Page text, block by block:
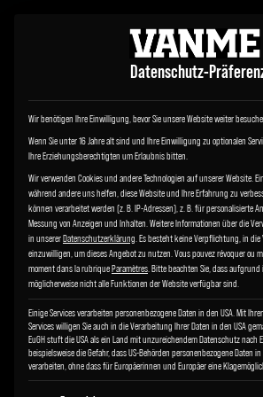
Datenschutz-
Wir benötigen Ihre Einwilligung, bevor Sie unsere Website weiter
Wenn Sie unter 16 Jahre alt sind und Ihre Einwilligung zu optionalen
Ihre Erziehungsberechtigten um Erlaubnis bitten.
Wir verwenden Cookies und andere Technologien auf unserer Website.
während andere uns helfen, diese Website und Ihre Erfahrung zu
können verarbeitet werden (z. B. IP-Adressen), z. B. für personalisierte
Messung von Anzeigen und Inhalten.Weitere Informationen über die
in unsererDatenschutzerklärung.Es besteht keine Verpflichtung, in die
einzuwilligen, um dieses Angebot zu nutzen.Vous pouvez révoquer ou
moment dans la rubriqueParamètres.Bitte beachten Sie, dass
möglicherweise nicht alle Funktionen der Website verfügbar sind.
Einige Services verarbeiten personenbezogene Daten in den USA. Mit
Services willigen Sie auch in die Verarbeitung Ihrer Daten in den USA
EuGH stuft die USA als ein Land mit unzureichendem Datenschutz nach
beispielsweise die Gefahr, dass US-Behörden personenbezogene Daten
verarbeiten, ohne dass für Europäerinnen und Europäer eine